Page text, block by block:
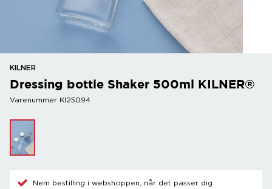
KILNER
Dressing bottle Shaker 500ml KILNER®
Varenummer KI25094
Nem bestilling i webshoppen, når det passer dig